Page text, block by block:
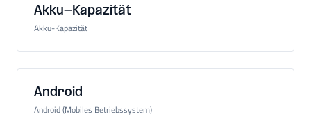
Akku-Kapazität
Akku-Kapazität
Android
Android (Mobiles Betriebssystem)